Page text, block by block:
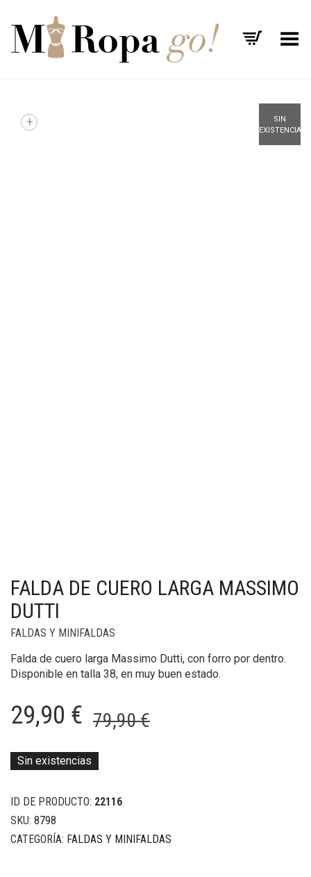
Menú
SIN
EXISTENCIAS
+
FALDA DE CUERO LARGA MASSIMO
DUTTI
FALDAS Y MINIFALDAS
Falda de cuero larga Massimo Dutti, con forro por dentro.
Disponible en talla 38, en muy buen estado.
79,90€El
29,90 €
El
Sin existencias
ID DE PRODUCTO: 22116
SKU: 8798
CATEGORÍA: FALDAS Y MINIFALDAS